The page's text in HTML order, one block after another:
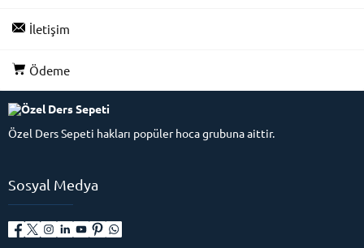
İletişim
Ödeme
Özel Ders Sepeti hakları popüler hoca grubuna aittir.
Sosyal Medya